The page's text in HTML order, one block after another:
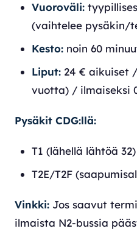
Vuoroväli:
(vaihtelee pysäkin/
Kesto: noin 60
Liput: 24 € aikuiset
vuotta) / ilmaiseksi
Pysäkit CDG:llä:
T1 (lähellä lähtöä 32)
T2E/T2F
Vinkki: Jos saavut
ilmaista N2-bussia